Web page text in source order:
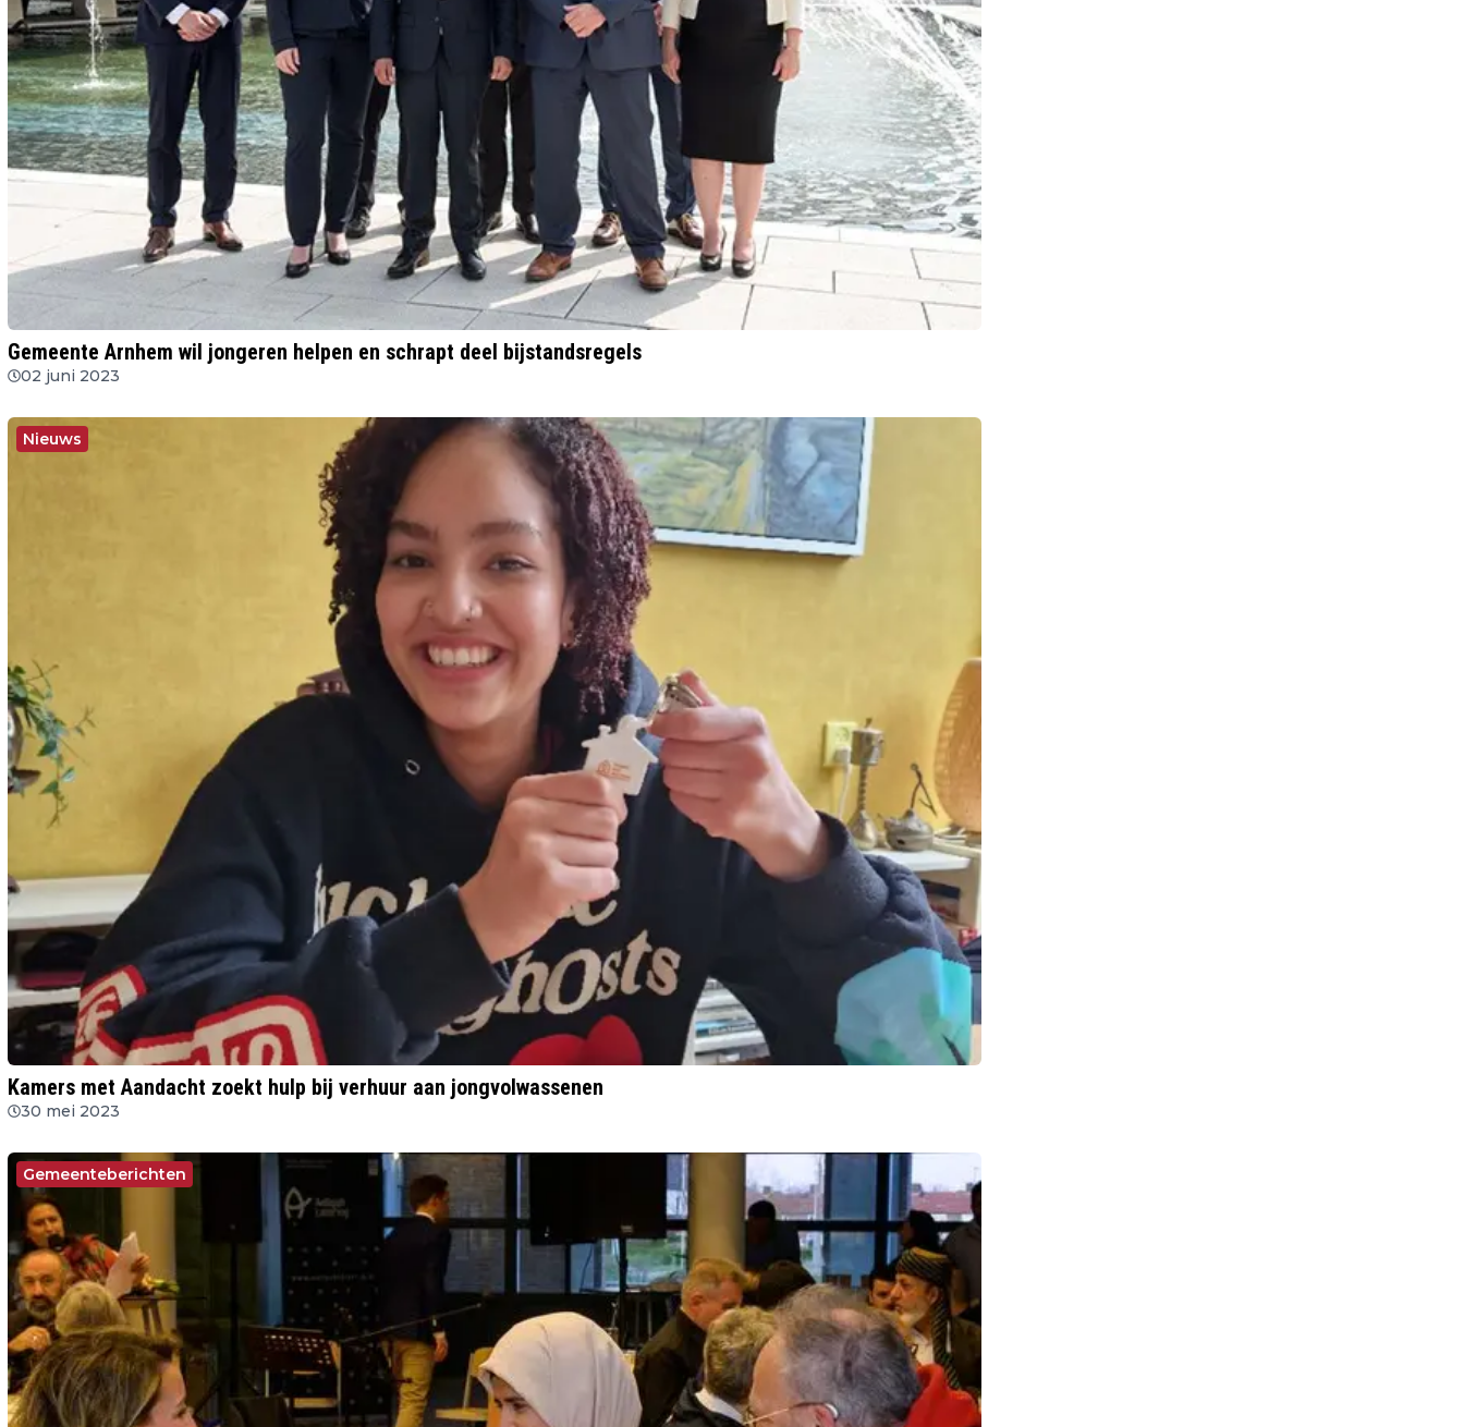
Gemeente Arnhem wil jongeren helpen en schrapt deel bijstandsregels
02 juni 2023
Nieuws
Kamers met Aandacht zoekt hulp bij verhuur aan jongvolwassenen
30 mei 2023
Gemeenteberichten